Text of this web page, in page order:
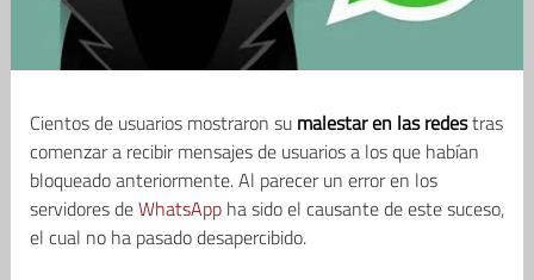
Cientos de usuarios mostraron su malestar en las redestras
comenzar a recibir mensajes de usuarios a los que habían
bloqueado anteriormente. Al parecer un error en los
servidores deWhatsAppha sido el causante de este suceso,
el cual no ha pasado desapercibido.